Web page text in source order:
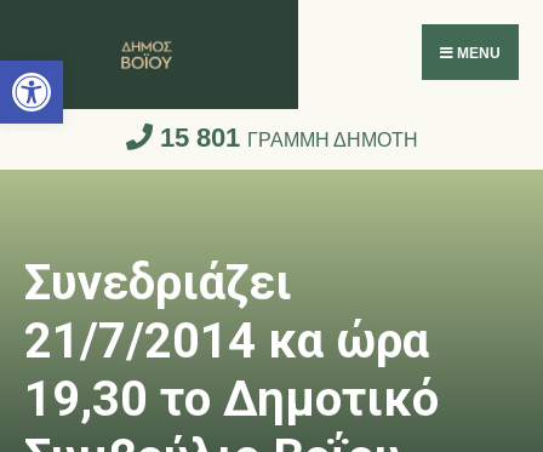
Ανοίξτε τη γραμμή εργαλείων
MENU
15 801 ΓΡΑΜΜΗ ΔΗΜΟΤΗ
Συνεδριάζει
21/7/2014 κα ώρα
19,30 το Δημοτικό